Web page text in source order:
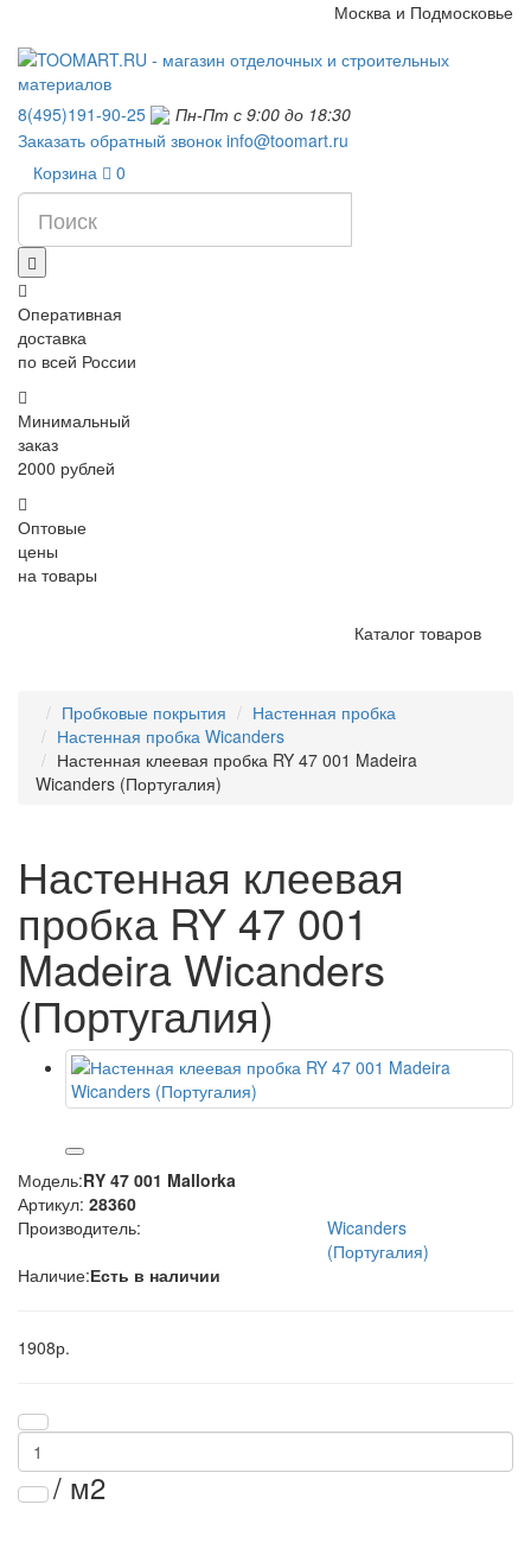
Москва и Подмосковье
8(495)191-90-25
Пн-Пт с 9:00 до 18:30
Заказать обратный звонок info@toomart.ru
Корзина
0
Оперативная
доставка
по всей России
Минимальный
заказ
2000 рублей
Оптовые
цены
на товары
Каталог товаров
Пробковые покрытия
Настенная пробка
Настенная пробка Wicanders
Настенная клеевая пробка RY 47 001 Madeira
Wicanders (Португалия)
Настенная клеевая
пробка RY 47 001
Madeira Wicanders
(Португалия)
Модель:RY 47 001 Mallorka
Артикул: 28360
Производитель:
Wicanders
(Португалия)
Наличие:Есть в наличии
1908р.
/ м2